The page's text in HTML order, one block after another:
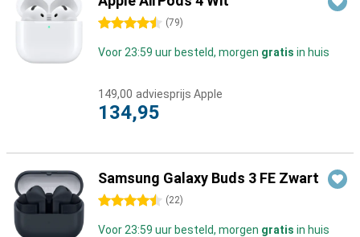
4.5 sterren (79)
Voor 23:59 uur besteld, morgen gratis in huis
149,00 adviesprijs Apple
134,95
Samsung Galaxy Buds 3 FE Zwart
4.5 sterren (22)
Voor 23:59 uur besteld, morgen gratis in huis